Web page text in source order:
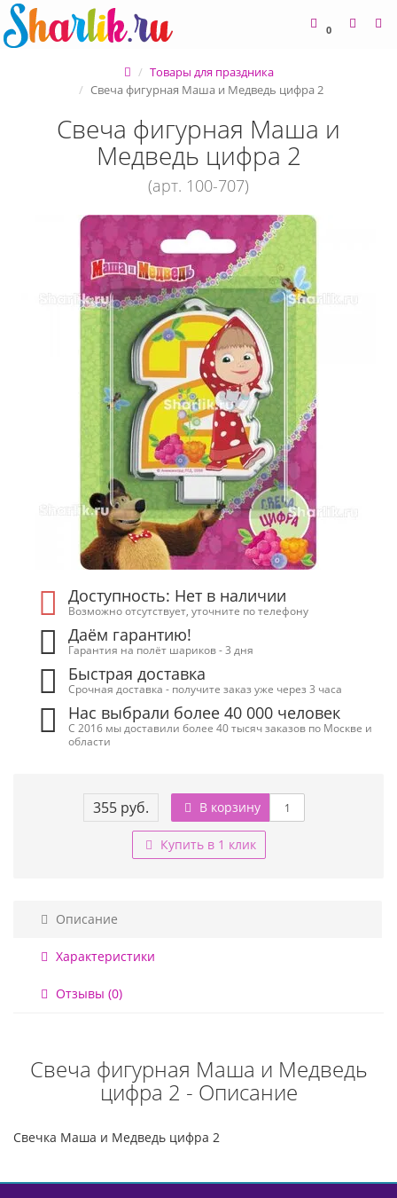
0
Товары для праздника
Свеча фигурная Маша и Медведь цифра 2
Свеча фигурная Маша и
Медведь цифра 2
(арт. 100-707)
Доступность: Нет в наличии
Возможно отсутствует, уточните по телефону
Даём гарантию!
Гарантия на полёт шариков - 3 дня
Быстрая доставка
Срочная доставка - получите заказ уже через 3 часа
Нас выбрали более 40 000 человек
С 2016 мы доставили более 40 тысяч заказов по Москве и
области
355 руб. В корзину
Купить в 1 клик
Описание
Характеристики
Отзывы (0)
Свеча фигурная Маша и Медведь
цифра 2 - Описание
Свечка Маша и Медведь цифра 2